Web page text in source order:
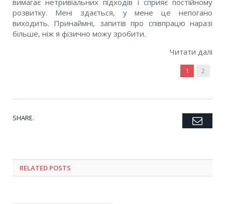
розвитку. Мені здається, у мене це непогано
виходить. Принаймні, запитів про співпрацю наразі
більше, ніж я фізично можу зробити.
Читати далі
1 2
SHARE. Twitter
Facebook
Google+
Pinterest
LinkedIn
Tumblr
RELATED POSTS